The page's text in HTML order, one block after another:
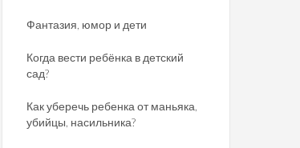
Фантазия, юмор и дети
Когда вести ребёнка в детский
сад?
Как уберечь ребенка от маньяка,
убийцы, насильника?